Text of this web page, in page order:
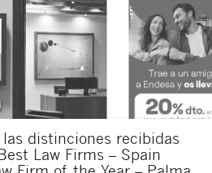
distinciones recibidas
Law Firms – Spain